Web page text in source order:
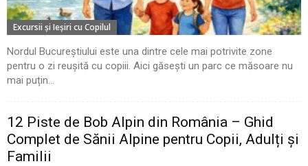
Excursii şi Ieşiri cu Copilul
Nordul Bucureștiului este una dintre cele mai potrivite zone
pentru o zi reușită cu copiii. Aici găsești un parc ce măsoare nu
mai puțin...
12 Piste de Bob Alpin din România – Ghid
Complet de Sănii Alpine pentru Copii, Adulți și
Familii